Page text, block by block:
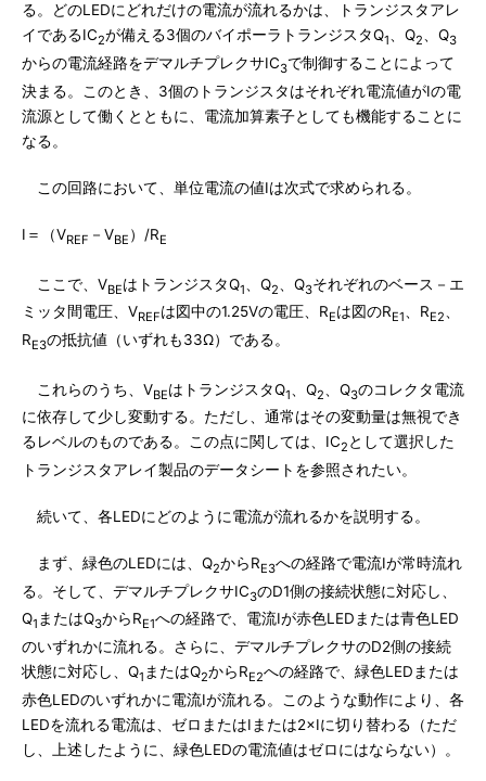
る。どのLEDにどれだけの電流が流れるかは、トランジスタアレ
イであるIC2が備える3個のバイポーラトランジスタQ1、Q2、Q3
からの電流経路をデマルチプレクサIC3で制御することによって
決まる。このとき、3個のトランジスタはそれぞれ電流値がIの電
流源として働くとともに、電流加算素子としても機能することに
なる。
この回路において、単位電流の値Iは次式で求められる。
I＝（VREF －VBE ）/RE
ここで、VBEはトランジスタQ1 、Q2 、Q3それぞれのベース－エ
ミッタ間電圧、VREFは図中の1.25Vの電圧、REは図のRE1、RE2、
RE3の抵抗値（いずれも33Ω）である。
これらのうち、VBEはトランジスタQ1 、Q2 、Q3のコレクタ電流
に依存して少し変動する。ただし、通常はその変動量は無視でき
るレベルのものである。この点に関しては、IC2 として選択した
トランジスタアレイ製品のデータシートを参照されたい。
続いて、各LEDにどのように電流が流れるかを説明する。
まず、緑色のLEDには、Q2からRE3への経路で電流Iが常時流れ
る。そして、デマルチプレクサIC3のD1側の接続状態に対応し、
Q1 またはQ3からRE1への経路で、電流Iが赤色LEDまたは青色LED
のいずれかに流れる。さらに、デマルチプレクサのD2側の接続
状態に対応し、Q1 またはQ2からRE2への経路で、緑色LEDまたは
赤色LEDのいずれかに電流Iが流れる。このような動作により、各
LEDを流れる電流は、ゼロまたはIまたは2×Iに切り替わる（ただ
し、上述したように、緑色LEDの電流値はゼロにはならない）。